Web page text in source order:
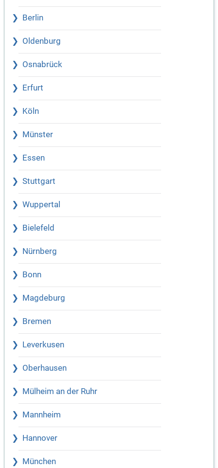
Berlin
Oldenburg
Osnabrück
Erfurt
Köln
Münster
Essen
Stuttgart
Wuppertal
Bielefeld
Nürnberg
Bonn
Magdeburg
Bremen
Leverkusen
Oberhausen
Mülheim an der Ruhr
Mannheim
Hannover
München